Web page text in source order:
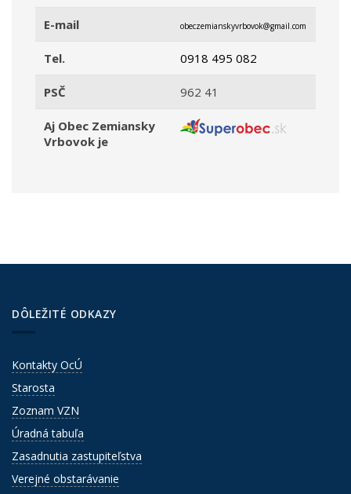
E-mail obeczemianskyvrbovok@gmail.com
Tel. 0918 495 082
PSČ 962 41
Aj Obec Zemiansky
Vrbovok je
DÔLEŽITÉ ODKAZY
Kontakty OcÚ
Starosta
Zoznam VZN
Úradná tabuľa
Zasadnutia zastupiteľstva
Verejné obstarávanie